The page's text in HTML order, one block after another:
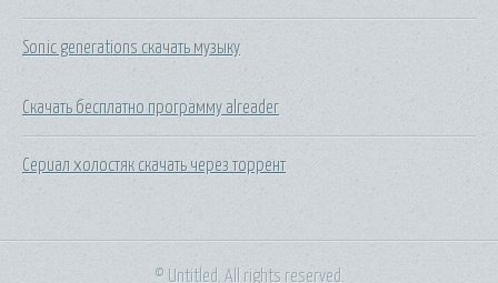
Sonic generations скачать музыку
Скачать бесплатно программу alreader
Сериал холостяк скачать через торрент
© Untitled. All rights reserved.